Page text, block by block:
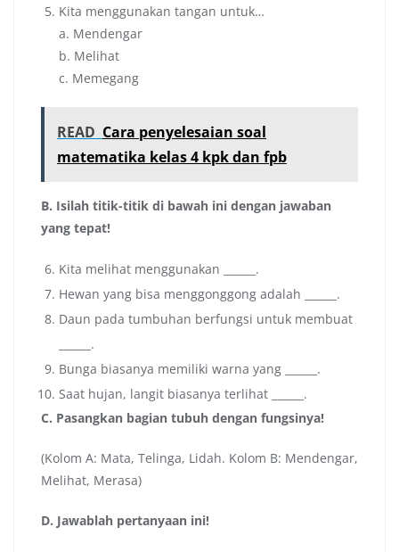
Kita menggunakan tangan untuk…
a. Mendengar
b. Melihat
c. Memegang
READ Cara penyelesaian soal
matematika kelas 4 kpk dan fpb
B. Isilah titik-titik di bawah ini dengan jawaban
yang tepat!
Kita melihat menggunakan ______.
Hewan yang bisa menggonggong adalah ______.
Daun pada tumbuhan berfungsi untuk membuat
______.
Bunga biasanya memiliki warna yang ______.
Saat hujan, langit biasanya terlihat ______.
C. Pasangkan bagian tubuh dengan fungsinya!
(Kolom A: Mata, Telinga, Lidah. Kolom B: Mendengar,
Melihat, Merasa)
D. Jawablah pertanyaan ini!